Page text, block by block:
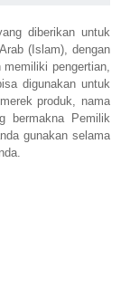
diberikan untuk
(Islam), dengan
pengertian,
digunakan untuk
produk, nama
bermakna Pemilik
gunakan selama